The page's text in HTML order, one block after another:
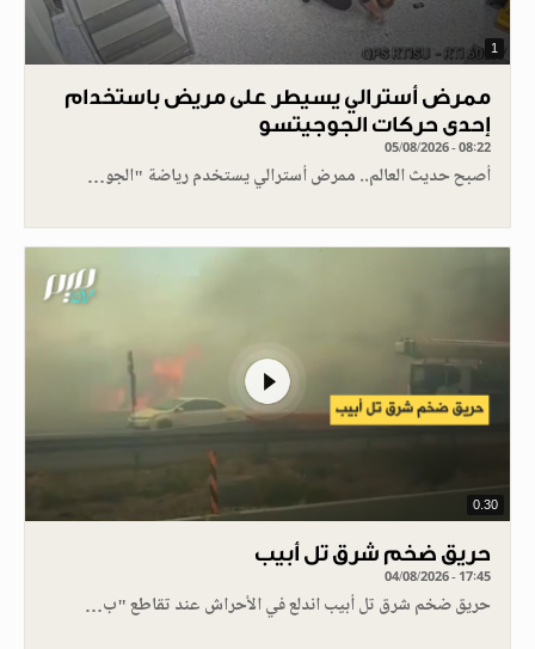
1
ممرض أسترالي يسيطر على مريض باستخدام
إحدى حركات الجوجيتسو
05/08/2026 - 08:22
أصبح حديث العالم.. ممرض أسترالي يستخدم رياضة "الجو…
0.30
حريق ضخم شرق تل أبيب
04/08/2026 - 17:45
حريق ضخم شرق تل أبيب اندلع في الأحراش عند تقاطع "ب…